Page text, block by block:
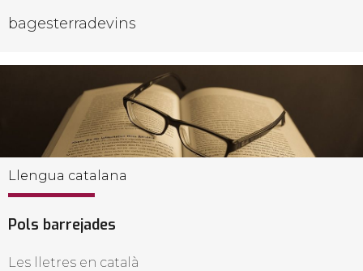
bagesterradevins
Llengua catalana
Pols barrejades
Les lletres en català